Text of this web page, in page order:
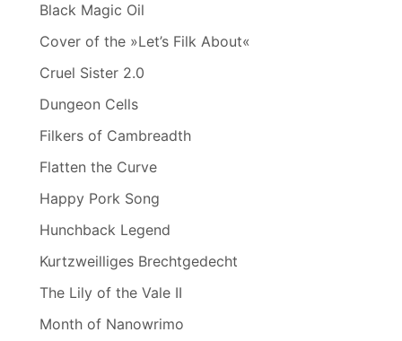
Black Magic Oil
Cover of the »Let’s Filk About«
Cruel Sister 2.0
Dungeon Cells
Filkers of Cambreadth
Flatten the Curve
Happy Pork Song
Hunchback Legend
Kurtzweilliges Brechtgedecht
The Lily of the Vale II
Month of Nanowrimo